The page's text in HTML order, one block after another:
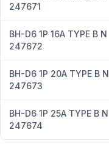
247671
BH-D6 1P 16A TYPE B N
247672
BH-D6 1P 20A TYPE B N
247673
BH-D6 1P 25A TYPE B N
247674